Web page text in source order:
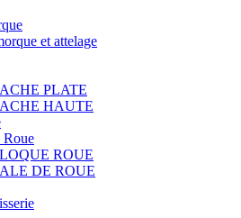
et attelage
PLATE
HAUTE
Roue
ROUE
DE ROUE